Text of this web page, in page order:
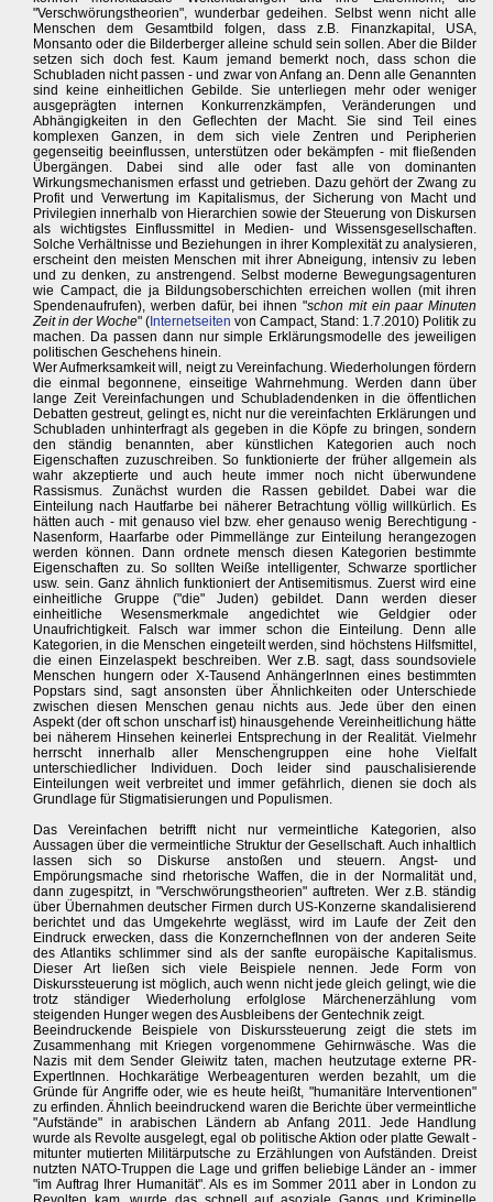
"Verschwörungstheorien", wunderbar gedeihen. Selbst wenn nicht alle
Menschen dem Gesamtbild folgen, dass z.B. Finanzkapital, USA,
Monsanto oder die Bilderberger alleine schuld sein sollen. Aber die Bilder
setzen sich doch fest. Kaum jemand bemerkt noch, dass schon die
Schubladen nicht passen - und zwar von Anfang an. Denn alle Genannten
sind keine einheitlichen Gebilde. Sie unterliegen mehr oder weniger
ausgeprägten internen Konkurrenzkämpfen, Veränderungen und
Abhängigkeiten in den Geflechten der Macht. Sie sind Teil eines
komplexen Ganzen, in dem sich viele Zentren und Peripherien
gegenseitig beeinflussen, unterstützen oder bekämpfen - mit fließenden
Übergängen. Dabei sind alle oder fast alle von dominanten
Wirkungsmechanismen erfasst und getrieben. Dazu gehört der Zwang zu
Profit und Verwertung im Kapitalismus, der Sicherung von Macht und
Privilegien innerhalb von Hierarchien sowie der Steuerung von Diskursen
als wichtigstes Einflussmittel in Medien- und Wissensgesellschaften.
Solche Verhältnisse und Beziehungen in ihrer Komplexität zu analysieren,
erscheint den meisten Menschen mit ihrer Abneigung, intensiv zu leben
und zu denken, zu anstrengend. Selbst moderne Bewegungsagenturen
wie Campact, die ja Bildungsoberschichten erreichen wollen (mit ihren
Spendenaufrufen), werben dafür, bei ihnen "schon mit ein paar Minuten
Zeit in der Woche" ( Internetseiten von Campact, Stand: 1.7.2010) Politik zu
machen. Da passen dann nur simple Erklärungsmodelle des jeweiligen
politischen Geschehens hinein.
Wer Aufmerksamkeit will, neigt zu Vereinfachung. Wiederholungen fördern
die einmal begonnene, einseitige Wahrnehmung. Werden dann über
lange Zeit Vereinfachungen und Schubladendenken in die öffentlichen
Debatten gestreut, gelingt es, nicht nur die vereinfachten Erklärungen und
Schubladen unhinterfragt als gegeben in die Köpfe zu bringen, sondern
den ständig benannten, aber künstlichen Kategorien auch noch
Eigenschaften zuzuschreiben. So funktionierte der früher allgemein als
wahr akzeptierte und auch heute immer noch nicht überwundene
Rassismus. Zunächst wurden die Rassen gebildet. Dabei war die
Einteilung nach Hautfarbe bei näherer Betrachtung völlig willkürlich. Es
hätten auch - mit genauso viel bzw. eher genauso wenig Berechtigung -
Nasenform, Haarfarbe oder Pimmellänge zur Einteilung herangezogen
werden können. Dann ordnete mensch diesen Kategorien bestimmte
Eigenschaften zu. So sollten Weiße intelligenter, Schwarze sportlicher
usw. sein. Ganz ähnlich funktioniert der Antisemitismus. Zuerst wird eine
einheitliche Gruppe ("die" Juden) gebildet. Dann werden dieser
einheitliche Wesensmerkmale angedichtet wie Geldgier oder
Unaufrichtigkeit. Falsch war immer schon die Einteilung. Denn alle
Kategorien, in die Menschen eingeteilt werden, sind höchstens Hilfsmittel,
die einen Einzelaspekt beschreiben. Wer z.B. sagt, dass soundsoviele
Menschen hungern oder X-Tausend AnhängerInnen eines bestimmten
Popstars sind, sagt ansonsten über Ähnlichkeiten oder Unterschiede
zwischen diesen Menschen genau nichts aus. Jede über den einen
Aspekt (der oft schon unscharf ist) hinausgehende Vereinheitlichung hätte
bei näherem Hinsehen keinerlei Entsprechung in der Realität. Vielmehr
herrscht innerhalb aller Menschengruppen eine hohe Vielfalt
unterschiedlicher Individuen. Doch leider sind pauschalisierende
Einteilungen weit verbreitet und immer gefährlich, dienen sie doch als
Grundlage für Stigmatisierungen und Populismen.
Das Vereinfachen betrifft nicht nur vermeintliche Kategorien, also
Aussagen über die vermeintliche Struktur der Gesellschaft. Auch inhaltlich
lassen sich so Diskurse anstoßen und steuern. Angst- und
Empörungsmache sind rhetorische Waffen, die in der Normalität und,
dann zugespitzt, in "Verschwörungstheorien" auftreten. Wer z.B. ständig
über Übernahmen deutscher Firmen durch US-Konzerne skandalisierend
berichtet und das Umgekehrte weglässt, wird im Laufe der Zeit den
Eindruck erwecken, dass die KonzernchefInnen von der anderen Seite
des Atlantiks schlimmer sind als der sanfte europäische Kapitalismus.
Dieser Art ließen sich viele Beispiele nennen. Jede Form von
Diskurssteuerung ist möglich, auch wenn nicht jede gleich gelingt, wie die
trotz ständiger Wiederholung erfolglose Märchenerzählung vom
steigenden Hunger wegen des Ausbleibens der Gentechnik zeigt.
Beeindruckende Beispiele von Diskurssteuerung zeigt die stets im
Zusammenhang mit Kriegen vorgenommene Gehirnwäsche. Was die
Nazis mit dem Sender Gleiwitz taten, machen heutzutage externe PR-
ExpertInnen. Hochkarätige Werbeagenturen werden bezahlt, um die
Gründe für Angriffe oder, wie es heute heißt, "humanitäre Interventionen"
zu erfinden. Ähnlich beeindruckend waren die Berichte über vermeintliche
"Aufstände" in arabischen Ländern ab Anfang 2011. Jede Handlung
wurde als Revolte ausgelegt, egal ob politische Aktion oder platte Gewalt -
mitunter mutierten Militärputsche zu Erzählungen von Aufständen. Dreist
nutzten NATO-Truppen die Lage und griffen beliebige Länder an - immer
"im Auftrag Ihrer Humanität". Als es im Sommer 2011 aber in London zu